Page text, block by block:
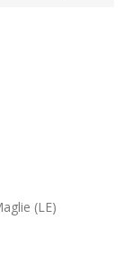
(LE)